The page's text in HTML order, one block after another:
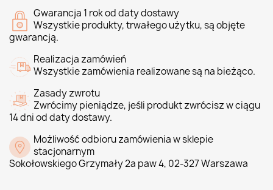
Gwarancja 1 rok od daty dostawy
Wszystkie produkty, trwałego użytku, są objęte
gwarancją.
Realizacja zamówień
Wszystkie zamówienia realizowane są na bieżąco.
Zasady zwrotu
Zwrócimy pieniądze, jeśli produkt zwrócisz w ciągu
14 dni od daty dostawy.
Możliwość odbioru zamówienia w sklepie
stacjonarnym
Sokołowskiego Grzymały 2a paw 4, 02-327 Warszawa